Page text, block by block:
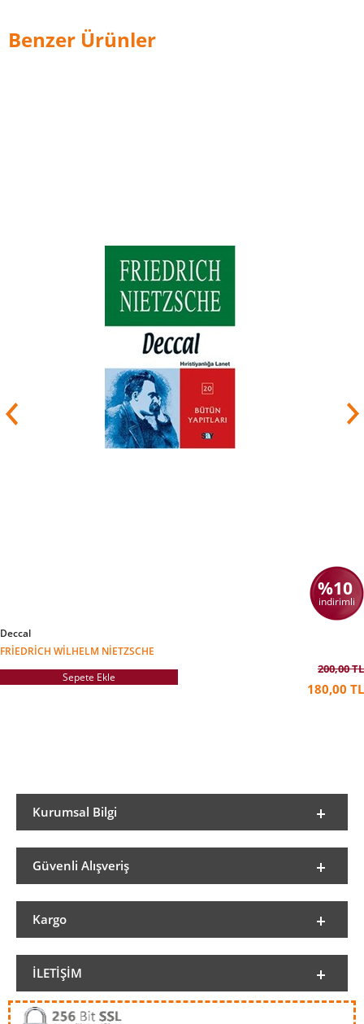
Benzer Ürünler
%10
indirimli
Deccal
FRIEDRICH WILHELM NIETZSCHE
Sepete Ekle
200,00 TL
180,00 TL
Kurumsal Bilgi
Güvenli Alışveriş
Kargo
İLETIŞIM